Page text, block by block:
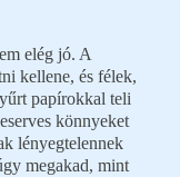
elég jó. A
kellene, és félek,
papírokkal teli
könnyeket
lényegtelennek
megakad, mint